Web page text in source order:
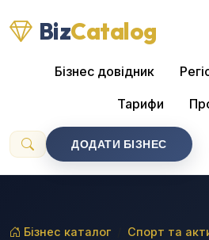
BizCatalog
Бізнес довідник
Тарифи
ДОДАТИ БІЗНЕС
Бізнес каталог Спорт та